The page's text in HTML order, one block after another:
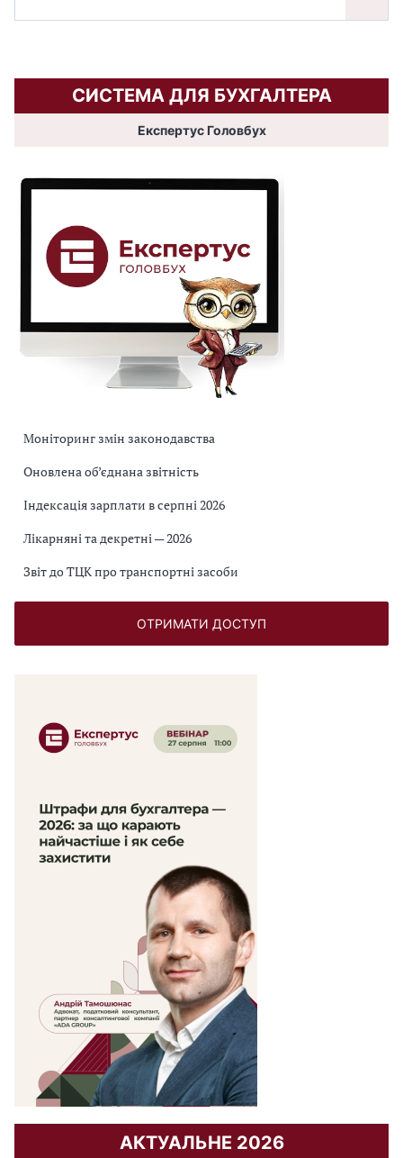
СИСТЕМА ДЛЯ БУХГАЛТЕРА
Експертус Головбух
Моніторинг змін законодавства
Оновлена об’єднана звітність
Індексація зарплати в серпні 2026
Лікарняні та декретні — 2026
Звіт до ТЦК про транспортні засоби
ОТРИМАТИ ДОСТУП
АКТУАЛЬНЕ 2026